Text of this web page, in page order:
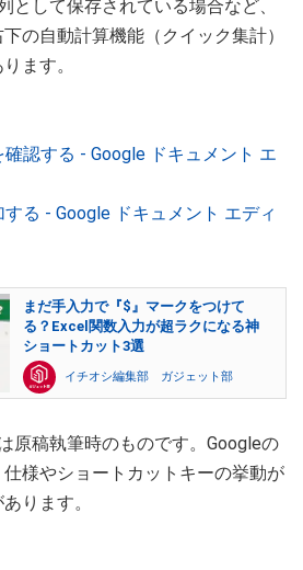
として保存されている場合など、
の自動計算機能（クイック集計）
ます。
認する - Google ドキュメント エ
る - Google ドキュメント エディ
まだ手入力で『$』マークをつけて
る？Excel関数入力が超ラクになる神
ショートカット3選
イチオシ編集部 ガジェット部
原稿執筆時のものです。Googleの
様やショートカットキーの挙動が
ります。